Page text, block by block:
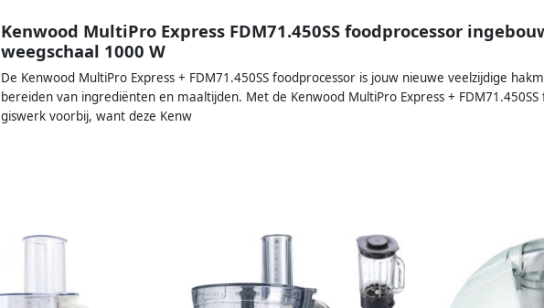
Kenwood MultiPro Express FDM71.450SS foodprocessor
weegschaal 1000 W
De Kenwood MultiPro Express + FDM71.450SS foodprocessor is jouw nieuwe veelzijdige
bereiden van ingrediënten en maaltijden. Met de Kenwood MultiPro Express +
giswerk voorbij, want deze Kenw